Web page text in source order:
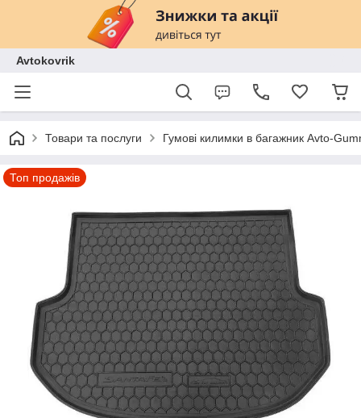
Avtokovrik
Товари та послуги Гумові килимки в багажник Avto-
Топ продажів